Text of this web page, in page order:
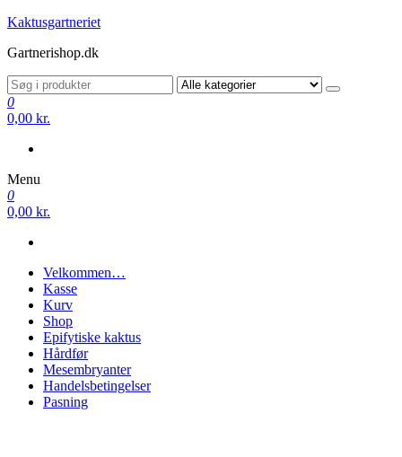
Videre
indhold
Kaktusgartneriet
Gartnerishop.dk
0
0,00 kr.
Menu
0
0,00 kr.
Velkommen…
Kasse
Kurv
Shop
Epifytiske kaktus
Hårdfør
Mesembryanter
Handelsbetingelser
Pasning